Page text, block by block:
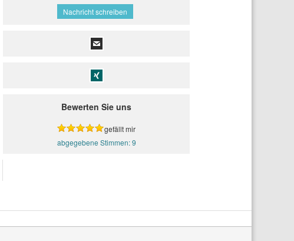
Nachricht schreiben
Bewerten Sie uns
gefällt mir
9